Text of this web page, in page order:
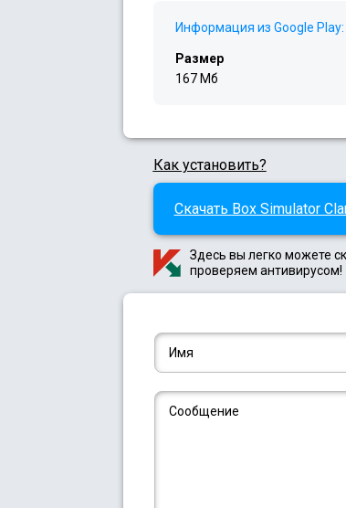
Информация из Google Play:
Размер
167 Мб
Как установить?
Скачать Box Simulator
Здесь вы легко можете
проверяем антивирусом!